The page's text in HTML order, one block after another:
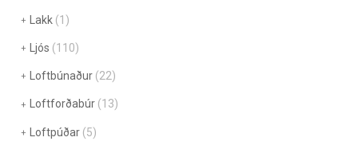
Lakk (1)
Ljós (110)
Loftbúnaður (22)
Loftforðabúr (13)
Loftpúðar (5)